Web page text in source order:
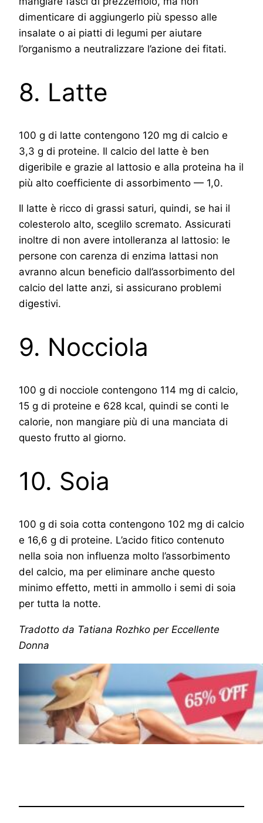
dimenticare di aggiungerlo più spesso alle
insalate o ai piatti di legumi per aiutare
l’organismo a neutralizzare l’azione dei fitati.
8. Latte
100 g di latte contengono 120 mg di calcio e
3,3 g di proteine. Il calcio del latte è ben
digeribile e grazie al lattosio e alla proteina ha il
più alto coefficiente di assorbimento — 1,0.
Il latte è ricco di grassi saturi, quindi, se hai il
colesterolo alto, sceglilo scremato. Assicurati
inoltre di non avere intolleranza al lattosio: le
persone con carenza di enzima lattasi non
avranno alcun beneficio dall’assorbimento del
calcio del latte anzi, si assicurano problemi
digestivi.
9. Nocciola
100 g di nocciole contengono 114 mg di calcio,
15 g di proteine e 628 kcal, quindi se conti le
calorie, non mangiare più di una manciata di
questo frutto al giorno.
10. Soia
100 g di soia cotta contengono 102 mg di calcio
e 16,6 g di proteine. L’acido fitico contenuto
nella soia non influenza molto l’assorbimento
del calcio, ma per eliminare anche questo
minimo effetto, metti in ammollo i semi di soia
per tutta la notte.
Tradotto da Tatiana Rozhko per Eccellente
Donna